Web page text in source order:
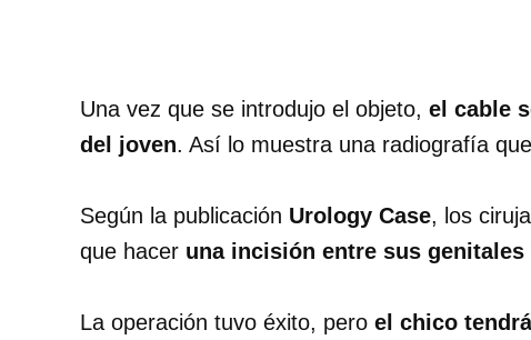
Una vez que se introdujo el objeto, el cable
del joven. Así lo muestra una radiografía
Según la publicación Urology Case, los
que hacer una incisión entre sus
La operación tuvo éxito, pero el chico